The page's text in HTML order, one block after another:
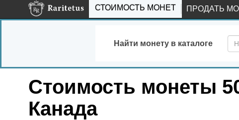
СТОИМОСТЬ МОНЕТ ПРОДАТЬ
Найти монету в каталоге
Стоимость монеты
Канада